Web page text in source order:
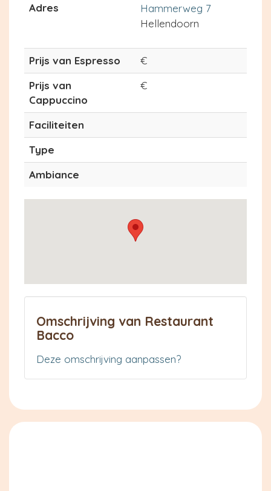
Adres
Hammerweg 7
Hellendoorn
Prijs van Espresso
€
Prijs van
Cappuccino
€
Faciliteiten
Type
Ambiance
Omschrijving van Restaurant
Bacco
Deze omschrijving aanpassen?